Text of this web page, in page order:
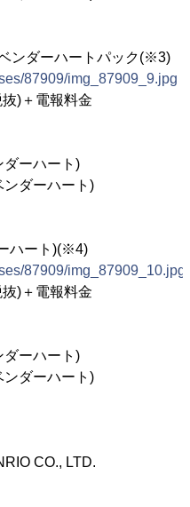
ンダーハートパック(※3)
87909/img_87909_9.jpg
)＋電報料金
ダーハート)
ンダーハート)
ハート)(※4)
87909/img_87909_10.jpg
)＋電報料金
ダーハート)
ンダーハート)
CO., LTD.